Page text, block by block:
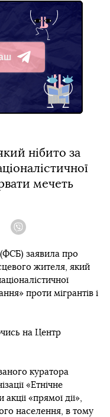
нібито за
мечеть
Telegram
заявила про
жителя, який
проти мігрантів і
на Центр
куратора
«Етнічне
«прямої дії»,
населення, в тому